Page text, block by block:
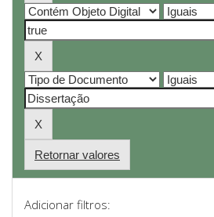
Retornar valores
Adicionar filtros: